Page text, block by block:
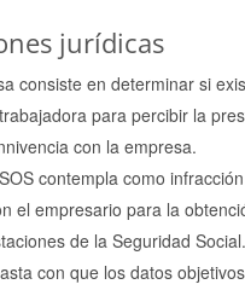
jurídicas
consiste en determinar si
para percibir la
con la empresa.
contempla como
el empresario para la
de la Seguridad Social.
con que los datos